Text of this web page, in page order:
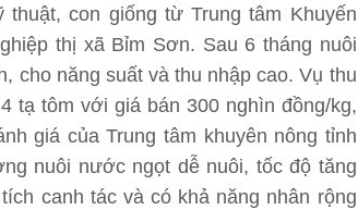
con giống từ Trung tâm Khuyến
thị xã Bỉm Sơn. Sau 6 tháng nuôi
cho năng suất và thu nhập cao. Vụ thu
tạ tôm với giá bán 300 nghìn đồng/kg,
giá của Trung tâm khuyên nông tỉnh
nuôi nước ngọt dễ nuôi, tốc độ tăng
canh tác và có khả năng nhân rộng